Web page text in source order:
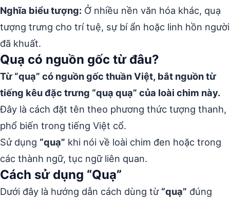
Nghĩa biểu tượng: Ở nhiều nền văn hóa khác, quạ
tượng trưng cho trí tuệ, sự bí ẩn hoặc linh hồn người
đã khuất.
Quạ có nguồn gốc từ đâu?
Từ “quạ” có nguồn gốc thuần Việt, bắt nguồn từ
tiếng kêu đặc trưng “quạ quạ” của loài chim này.
Đây là cách đặt tên theo phương thức tượng thanh,
phổ biến trong tiếng Việt cổ.
Sử dụng “quạ” khi nói về loài chim đen hoặc trong
các thành ngữ, tục ngữ liên quan.
Cách sử dụng “Quạ”
Dưới đây là hướng dẫn cách dùng từ “quạ” đúng